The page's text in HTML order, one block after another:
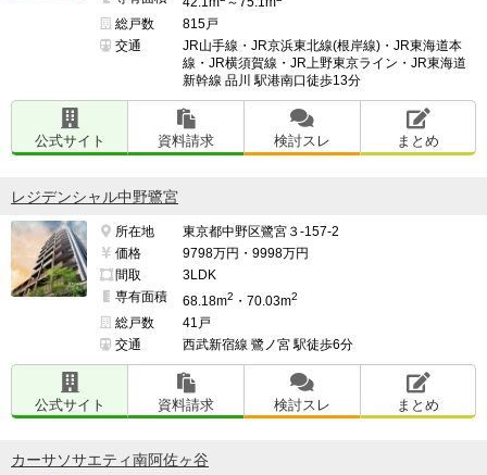
総戸数
815戸
交通
JR山手線・JR京浜東北線(根岸線)・JR東海道本
線・JR横須賀線・JR上野東京ライン・JR東海道
新幹線 品川 駅港南口徒歩13分
公式サイト 資料請求 検討スレ まとめ
レジデンシャル中野鷺宮
所在地
東京都中野区鷺宮３-157-2
価格
9798万円・9998万円
間取
3LDK
専有面積
68.18m2 ・70.03m2
総戸数
41戸
交通
西武新宿線 鷺ノ宮 駅徒歩6分
公式サイト 資料請求 検討スレ まとめ
カーサソサエティ南阿佐ヶ谷